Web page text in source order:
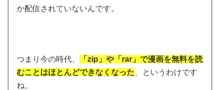
か配信されていないんです。
つまり今の時代、
「zip」や「rar」で漫画を無料を読
むことはほとんどできなくなった 、というわけです
ね。